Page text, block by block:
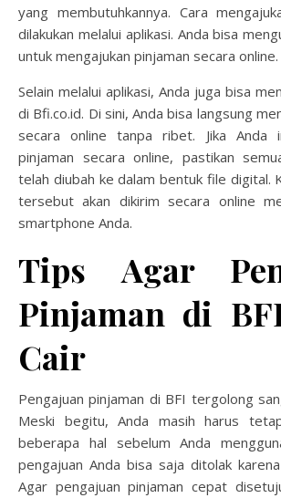
yang membutuhkannya. Cara
dilakukan melalui aplikasi. Anda bisa
untuk mengajukan pinjaman secara online.
Selain melalui aplikasi, Anda juga bisa
di Bfi.co.id. Di sini, Anda bisa langsung
secara online tanpa ribet. Jika Anda
pinjaman secara online, pastikan
telah diubah ke dalam bentuk file digital.
tersebut akan dikirim secara online
smartphone Anda.
Tips Agar
Pinjaman di
Cair
Pengajuan pinjaman di BFI tergolong
Meski begitu, Anda masih harus
beberapa hal sebelum Anda
pengajuan Anda bisa saja ditolak
Agar pengajuan pinjaman cepat